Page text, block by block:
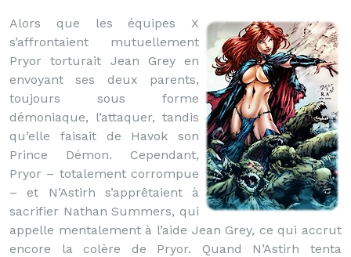
Alors que les équipes X
s’affrontaient mutuellement
Pryor torturait Jean Grey en
envoyant ses deux parents,
toujours sous forme
démoniaque, l’attaquer, tandis
qu’elle faisait de Havok son
Prince Démon. Cependant,
Pryor – totalement corrompue
– et N’Astirh s’apprêtaient à
sacrifier Nathan Summers, qui
appelle mentalement à l’aide Jean Grey, ce qui accrut
encore la colère de Pryor. Quand N’Astirh tenta